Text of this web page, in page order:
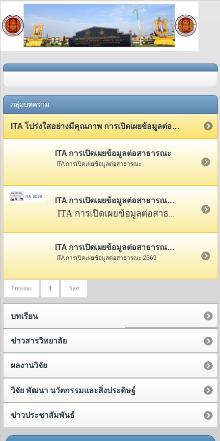
กลุ่มบทความ
ITA โปร่งใสอย่างมีคุณภาพ การเปิดเผยข้อมูลต่อสาธารณะ
ITA การเปิดเผยข้อมูลต่อสาธารณะ
ITA การเปิดเผยข้อมูลต่อสาธารณะ
ITA การเปิดเผยข้อมูลต่อสาธารณะ 2568
ITA การเปิดเผยข้อมูลต่อสาธารณะ 2569
ITA การเปิดเผยข้อมูลต่อสาธารณะ 2569
Previous 1 Next
บทเรียน
ข่าวสารวิทยาลัย
ผลงานวิจัย
วิจัย พัฒนา นวัตกรรมและสิ่งประดิษฐ์
ข่าวประชาสัมพันธ์